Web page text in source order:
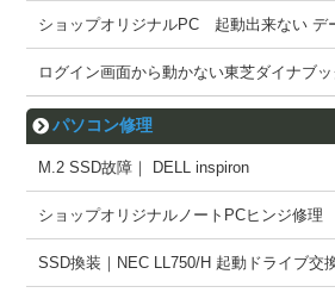
ショップオリジナルPC 起動出来ない デ
ログイン画面から動かない東芝ダイナブ
パソコン修理
M.2 SSD故障｜ DELL inspiron
ショップオリジナルノートPCヒンジ修理
SSD換装｜NEC LL750/H 起動ドライブ交